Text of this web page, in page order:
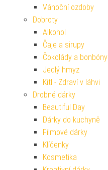
Vánoční ozdoby
Dobroty
Alkohol
Čaje a sirupy
Čokolády a bonbóny
Jedlý hmyz
Kitl - Zdraví v láhvi
Drobné dárky
Beautiful Day
Dárky do kuchyně
Filmové dárky
Klíčenky
Kosmetika